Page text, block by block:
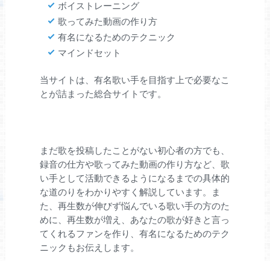
ボイストレーニング
歌ってみた動画の作り方
有名になるためのテクニック
マインドセット
当サイトは、有名歌い手を目指す上で必要なこ
とが詰まった総合サイトです。
まだ歌を投稿したことがない初心者の方でも、
録音の仕方や歌ってみた動画の作り方など、歌
い手として活動できるようになるまでの具体的
な道のりをわかりやすく解説しています。ま
た、再生数が伸びず悩んでいる歌い手の方のた
めに、再生数が増え、あなたの歌が好きと言っ
てくれるファンを作り、有名になるためのテク
ニックもお伝えします。